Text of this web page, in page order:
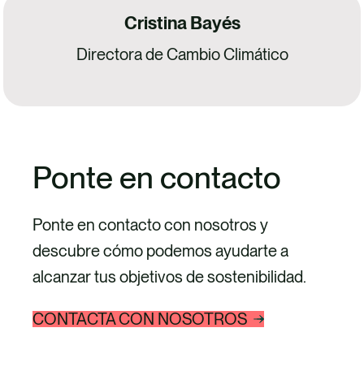
Cristina Bayés
Directora de Cambio Climático
Ponte en contacto
Ponte en contacto con nosotros y
descubre cómo podemos ayudarte a
alcanzar tus objetivos de sostenibilidad.
CONTACTA CON NOSOTROS